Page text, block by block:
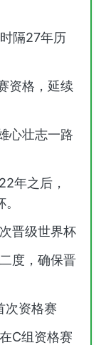
隔27年历
资格，延续
心壮志一路
年之后，
晋级世界杯
度，确保晋
次资格赛
C组资格赛